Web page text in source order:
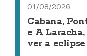
01/08/2026
Cabana,
e A
ver a